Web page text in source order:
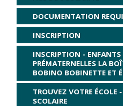
DOCUMENTATION
INSCRIPTION
INSCRIPTION - ENFANTS
PRÉMATERNELLES LA
BOBINO BOBINETTE ET
TROUVEZ VOTRE ÉCOLE
SCOLAIRE